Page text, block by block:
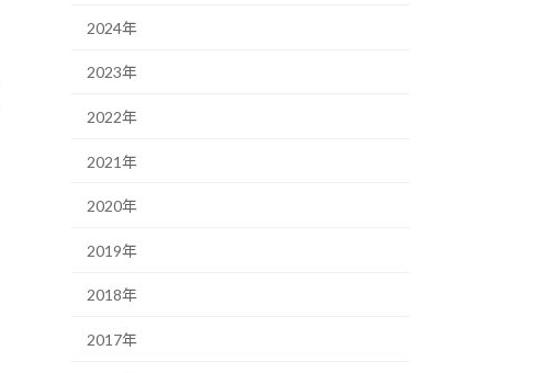
2024年
2023年
2022年
2021年
2020年
2019年
2018年
2017年